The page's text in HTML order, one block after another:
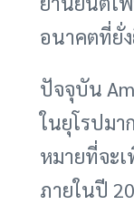
อนาคตที่ยั่
ปัจจุบัน
ในยุโรปมา
หมายที่จะ
ภายในปี